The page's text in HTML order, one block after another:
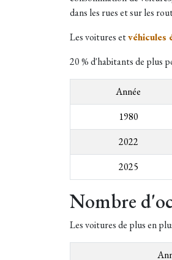
dans les rues et sur les
Les voitures etvéhicules
20 % d'habitants de plus
Année
1980
2022
2025
Nombre
Les voitures de plus en